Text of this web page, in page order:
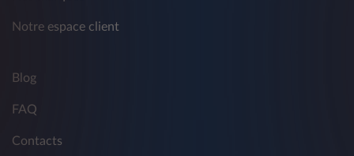
Notre espace client
Blog
FAQ
Contacts